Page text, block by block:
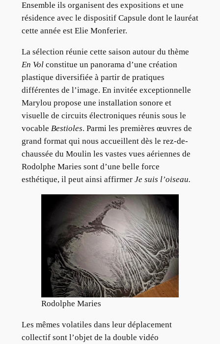
Ensemble ils organisent des expositions et une
résidence avec le dispositif Capsule dont le lauréat
cette année est Elie Monferier.
La sélection réunie cette saison autour du thème
En Volconstitue un panorama d’une création
plastique diversifiée à partir de pratiques
différentes de l’image. En invitée exceptionnelle
Marylou propose une installation sonore et
visuelle de circuits électroniques réunis sous le
vocable Bestioles. Parmi les premières œuvres de
grand format qui nous accueillent dès le rez-de-
chaussée du Moulin les vastes vues aériennes de
Rodolphe Maries sont d’une belle force
esthétique, il peut ainsi affirmer Je suis l’oiseau.
Rodolphe Maries
Les mêmes volatiles dans leur déplacement
collectif sont l’objet de la double vidéo